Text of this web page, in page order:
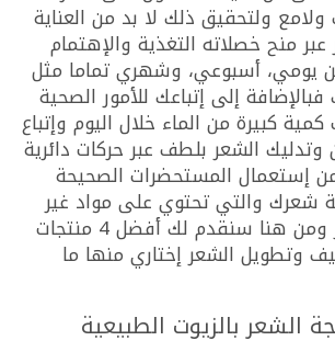
ولتحقيق ذلك لا بد من العناية
منح خصلاته التغذية والإهتمام
يومي، أسبوعي، وشهري تماما مثل
إلى إتباعك للأمور الصحية
كبيرة من الماء خلال اليوم وإتباع
الشعر بلطف عبر حركات دائرية
من إستعمال المستحضرات الصحيحة
شعرك والتي تحتوي على مواد غير
ضارة بفروة الشعر ومن هنا سنقدم لك أفضل 4 منتجات
وتطويل الشعر إختاري منها ما